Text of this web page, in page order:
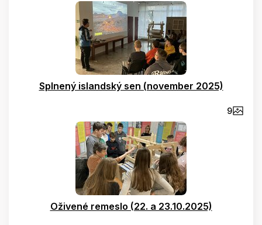
Splnený islandský sen (november 2025)
9
Oživené remeslo (22. a 23.10.2025)